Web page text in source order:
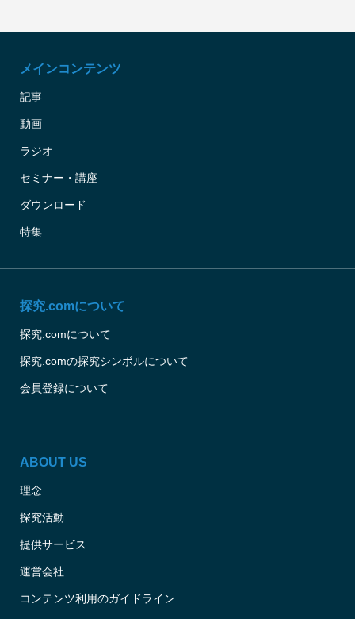
メインコンテンツ
記事
動画
ラジオ
セミナー・講座
ダウンロード
特集
探究.comについて
探究.comについて
探究.comの探究シンボルについて
会員登録について
ABOUT US
理念
探究活動
提供サービス
運営会社
コンテンツ利用のガイドライン